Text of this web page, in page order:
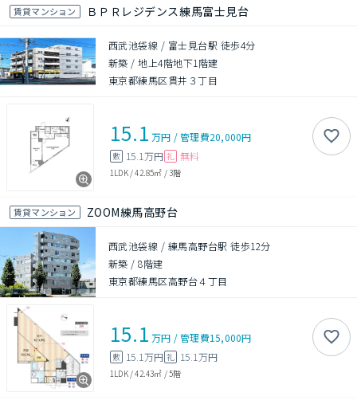
賃貸マンション ＢＰＲレジデンス練馬富士見台
西武池袋線 / 富士見台駅 徒歩4分
新築 /地上4階地下1階建
東京都練馬区貫井３丁目
15.1 万円 /管理費20,000円
敷 15.1万円 礼 無料
1LDK/42.85㎡ /3階
賃貸マンション ZOOM練馬高野台
西武池袋線 / 練馬高野台駅 徒歩12分
新築 /8階建
東京都練馬区高野台４丁目
15.1 万円 /管理費15,000円
敷 15.1万円 礼 15.1万円
1LDK/42.43㎡ /5階